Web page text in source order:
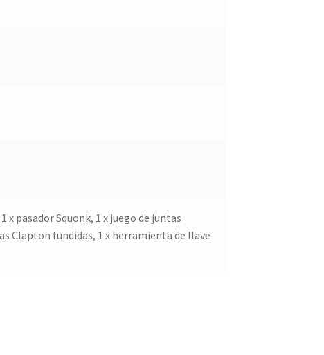
x pasador Squonk, 1 x juego de juntas
Clapton fundidas, 1 x herramienta de llave